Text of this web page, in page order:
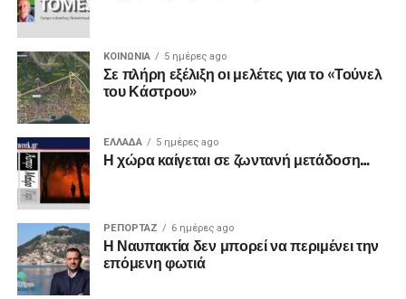
ΚΟΙΝΩΝΙΑ 5 ημέρες ago
Σε πλήρη εξέλιξη οι μελέτες για το «Τούνελ
του Κάστρου»
ΕΛΛΑΔΑ 5 ημέρες ago
Η χώρα καίγεται σε ζωντανή μετάδοση…
ΡΕΠΟΡΤΑΖ 6 ημέρες ago
Η Ναυπακτία δεν μπορεί να περιμένει την
επόμενη φωτιά